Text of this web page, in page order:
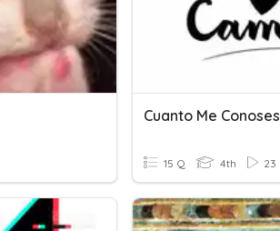
Cuanto Me Conoses
15 Q 4th 23